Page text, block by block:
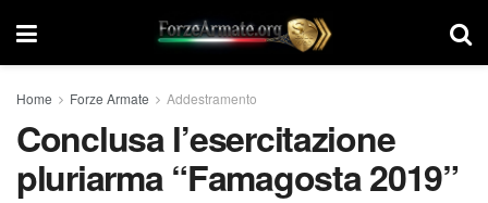
Home Forze Armate Addestramento
Conclusa l’esercitazione
pluriarma “Famagosta 2019”